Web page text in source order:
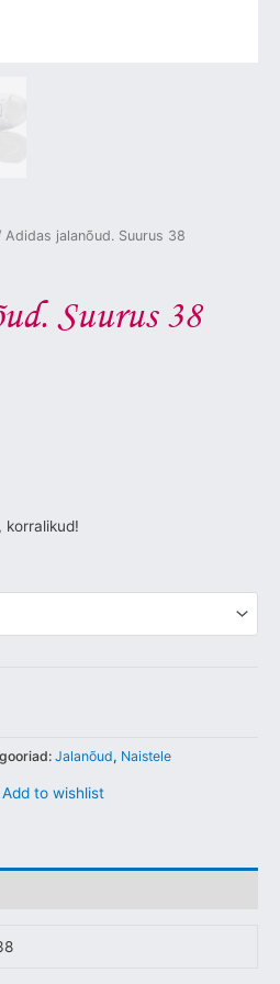
Adidas jalanõud. Suurus 38
Suurus 38
korralikud!
Jalanõud, Naistele
Add to wishlist